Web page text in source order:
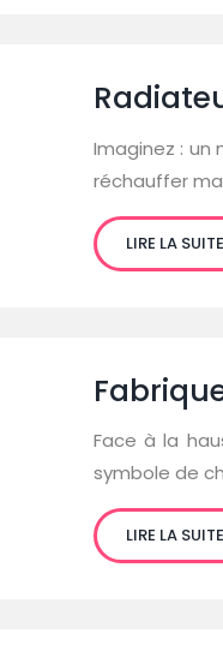
Imaginez : un
réchauffer
LIRE LA SUITE
Face à la
symbole de
LIRE LA SUITE